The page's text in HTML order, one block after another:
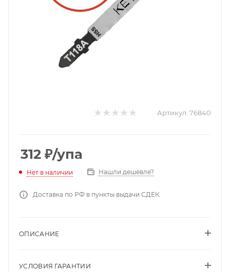
Артикул: 76840
312 ₽/упа
Нет в наличии Нашли дешевле?
Доставка по РФ в пункты выдачи СДЕК.
ОПИСАНИЕ
УСЛОВИЯ ГАРАНТИИ